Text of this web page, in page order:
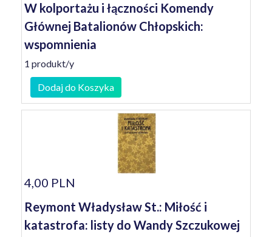
W kolportażu i łączności Komendy
Głównej Batalionów Chłopskich:
wspomnienia
1 produkt/y
Dodaj do Koszyka
4,00 PLN
Reymont Władysław St.: Miłość i
katastrofa: listy do Wandy Szczukowej